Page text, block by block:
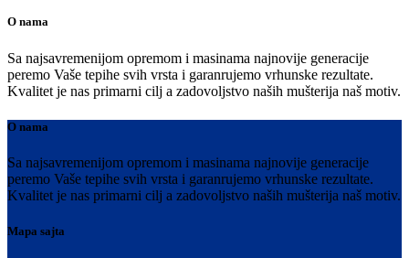
O nama
Sa najsavremenijom opremom i masinama najnovije generacije
peremo Vaše tepihe svih vrsta i garanrujemo vrhunske rezultate.
Kvalitet je nas primarni cilj a zadovoljstvo naših mušterija naš motiv.
O nama
Sa najsavremenijom opremom i masinama najnovije generacije
peremo Vaše tepihe svih vrsta i garanrujemo vrhunske rezultate.
Kvalitet je nas primarni cilj a zadovoljstvo naših mušterija naš motiv.
Mapa sajta